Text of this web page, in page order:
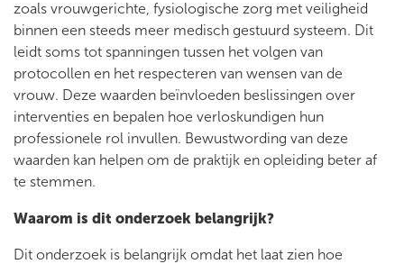
zoals vrouwgerichte, fysiologische zorg met veiligheid
binnen een steeds meer medisch gestuurd systeem. Dit
leidt soms tot spanningen tussen het volgen van
protocollen en het respecteren van wensen van de
vrouw. Deze waarden beïnvloeden beslissingen over
interventies en bepalen hoe verloskundigen hun
professionele rol invullen. Bewustwording van deze
waarden kan helpen om de praktijk en opleiding beter af
te stemmen.
Waarom is dit onderzoek belangrijk?
Dit onderzoek is belangrijk omdat het laat zien hoe